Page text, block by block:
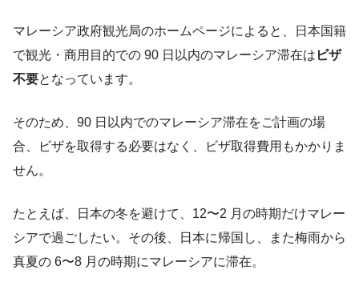
マレーシア政府観光局のホームページによると、日本国籍
で観光・商用目的での 90 日以内のマレーシア滞在は ビザ
不要となっています。
そのため、90 日以内でのマレーシア滞在をご計画の場
合、ビザを取得する必要はなく、ビザ取得費用もかかりま
せん。
たとえば、日本の冬を避けて、12〜2 月の時期だけマレー
シアで過ごしたい。その後、日本に帰国し、また梅雨から
真夏の 6〜8 月の時期にマレーシアに滞在。